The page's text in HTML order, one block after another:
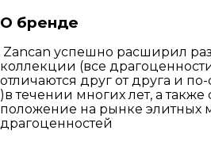
О бренде
Zancan успешно расширил
коллекции (все
отличаются друг от друга и
)в течении многих лет, а также
положение на рынке элитных
драгоценностей